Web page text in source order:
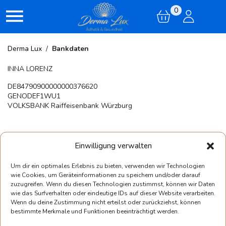
Einwilligung verwalten
Um dir ein optimales Erlebnis zu bieten, verwenden wir Technologien
wie Cookies, um Geräteinformationen zu speichern und/oder darauf
zuzugreifen. Wenn du diesen Technologien zustimmst, können wir Daten
wie das Surfverhalten oder eindeutige IDs auf dieser Website verarbeiten.
Wenn du deine Zustimmung nicht erteilst oder zurückziehst, können
bestimmte Merkmale und Funktionen beeinträchtigt werden.
0
Derma Lux / Bankdaten
INNA LORENZ
DE84790900000000376620
GENODEF1WU1
VOLKSBANK Raiffeisenbank Würzburg
Unser Institut
Behandlungen
Produkte
SkinIdent